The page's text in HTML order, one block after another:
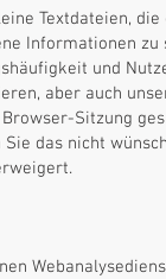
Textdateien,
Informationen
und
aber auch
Sitzung
das nicht